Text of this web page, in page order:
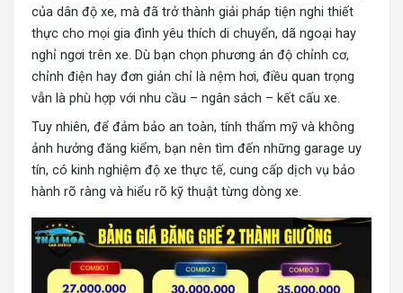
của dân độ xe, mà đã trở thành giải pháp tiện nghi thiết
thực cho mọi gia đình yêu thích di chuyển, dã ngoại hay
nghỉ ngơi trên xe. Dù bạn chọn phương án độ chỉnh cơ,
chỉnh điện hay đơn giản chỉ là nệm hơi, điều quan trọng
vẫn là phù hợp với nhu cầu – ngân sách – kết cấu xe.
Tuy nhiên, để đảm bảo an toàn, tính thẩm mỹ và không
ảnh hưởng đăng kiểm, bạn nên tìm đến những garage uy
tín, có kinh nghiệm độ xe thực tế, cung cấp dịch vụ bảo
hành rõ ràng và hiểu rõ kỹ thuật từng dòng xe.